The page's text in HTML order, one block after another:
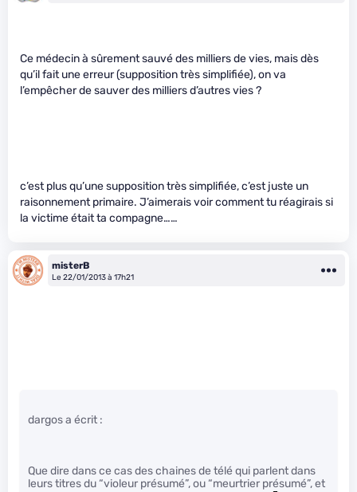
Ce médecin à sûrement sauvé des milliers de vies, mais dès
qu’il fait une erreur (supposition très simplifiée), on va
l’empêcher de sauver des milliers d’autres vies ?
c’est plus qu’une supposition très simplifiée, c’est juste un
raisonnement primaire. J’aimerais voir comment tu réagirais si
la victime était ta compagne……
misterB
Le 22/01/2013 à 17h21
dargos a écrit :
Que dire dans ce cas des chaines de télé qui parlent dans
leurs titres du “violeur présumé”, ou “meurtrier présumé”, et